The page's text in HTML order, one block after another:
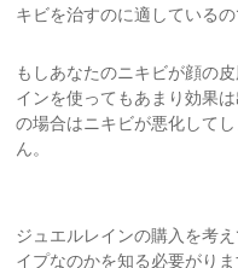
キビを治すのに適しているの
もしあなたのニキビが顔の
インを使ってもあまり効果
の場合はニキビが悪化して
ん。
ジュエルレインの購入を考
イプなのかを知る必要がりま